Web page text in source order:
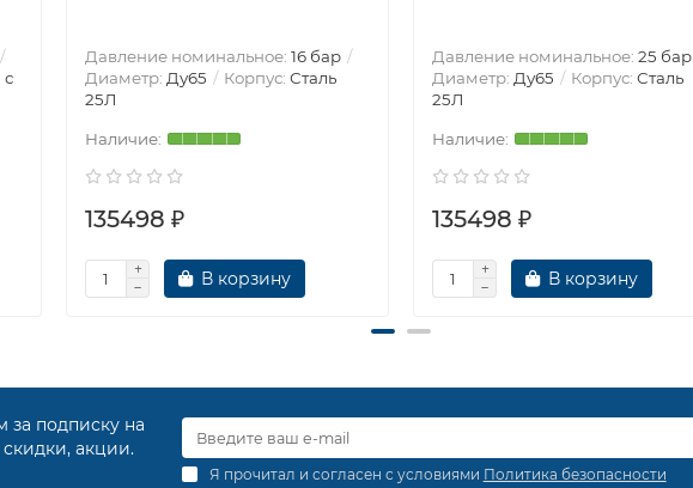
с
Давление номинальное: 16 бар
Диаметр: Ду65 Корпус: Сталь
25Л
135498 ₽
В корзину
Давление номинальное: 25 бар
Диаметр: Ду65 Корпус: Сталь
25Л
135498 ₽
В корзину
за подписку на
акции.
Я прочитал и согласен с условиями Политика безопасности